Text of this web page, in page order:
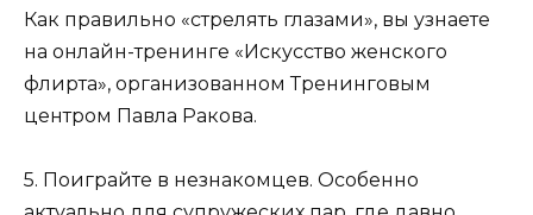
Как правильно «стрелять глазами», вы узнаете
на онлайн-тренинге «Искусство женского
флирта», организованном Тренинговым
центром Павла Ракова.
5. Поиграйте в незнакомцев. Особенно